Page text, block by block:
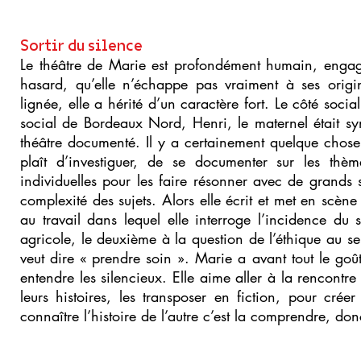
Sortir du silence
Le théâtre de Marie est profondément humain,
hasard, qu’elle n’échappe pas vraiment à ses
lignée, elle a hérité d’un caractère fort. Le côté
social de Bordeaux Nord, Henri, le maternel était
théâtre documenté. Il y a certainement quelque
plaît d’investiguer, de se documenter sur les
individuelles pour les faire résonner avec de
complexité des sujets. Alors elle écrit et met en
au travail dans lequel elle interroge l’incidence du
agricole, le deuxième à la question de l’éthique au
veut dire « prendre soin ». Marie a avant tout le
entendre les silencieux. Elle aime aller à la
leurs histoires, les transposer en fiction, pour
connaître l’histoire de l’autre c’est la comprendre,